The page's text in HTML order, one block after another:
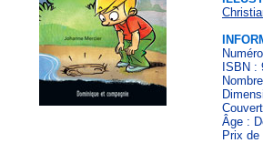
ISBN :
Âge :
Prix